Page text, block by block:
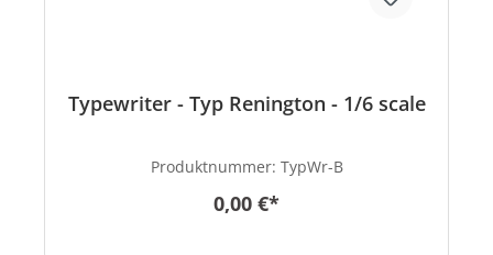
Typewriter - Typ Renington - 1/6 scale
Produktnummer: TypWr-B
0,00 €*